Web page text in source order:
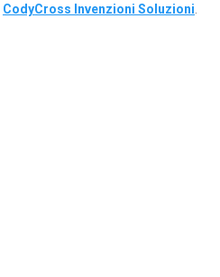
CodyCross Invenzioni Soluzioni.